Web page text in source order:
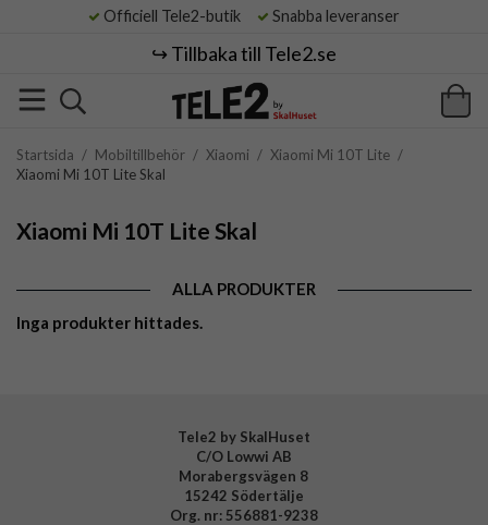
Officiell Tele2-butik Snabba leveranser
↪️ Tillbaka till Tele2.se
Startsida / Mobiltillbehör / Xiaomi / Xiaomi Mi 10T Lite /
Xiaomi Mi 10T Lite Skal
Xiaomi Mi 10T Lite Skal
ALLA PRODUKTER
Inga produkter hittades.
Tele2 by SkalHuset
C/O Lowwi AB
Morabergsvägen 8
15242 Södertälje
Org. nr: 556881-9238